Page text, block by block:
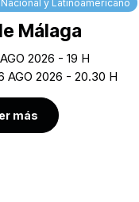
y Latinoamericano
Málaga
2026 - 19 H
AGO 2026 - 20.30 H
más